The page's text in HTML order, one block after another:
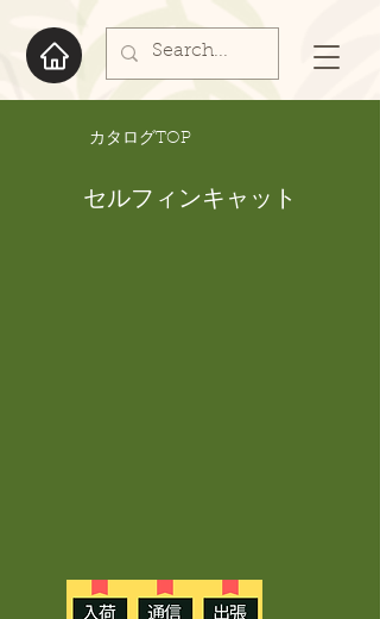
​カタログTOP
セルフィンキャット